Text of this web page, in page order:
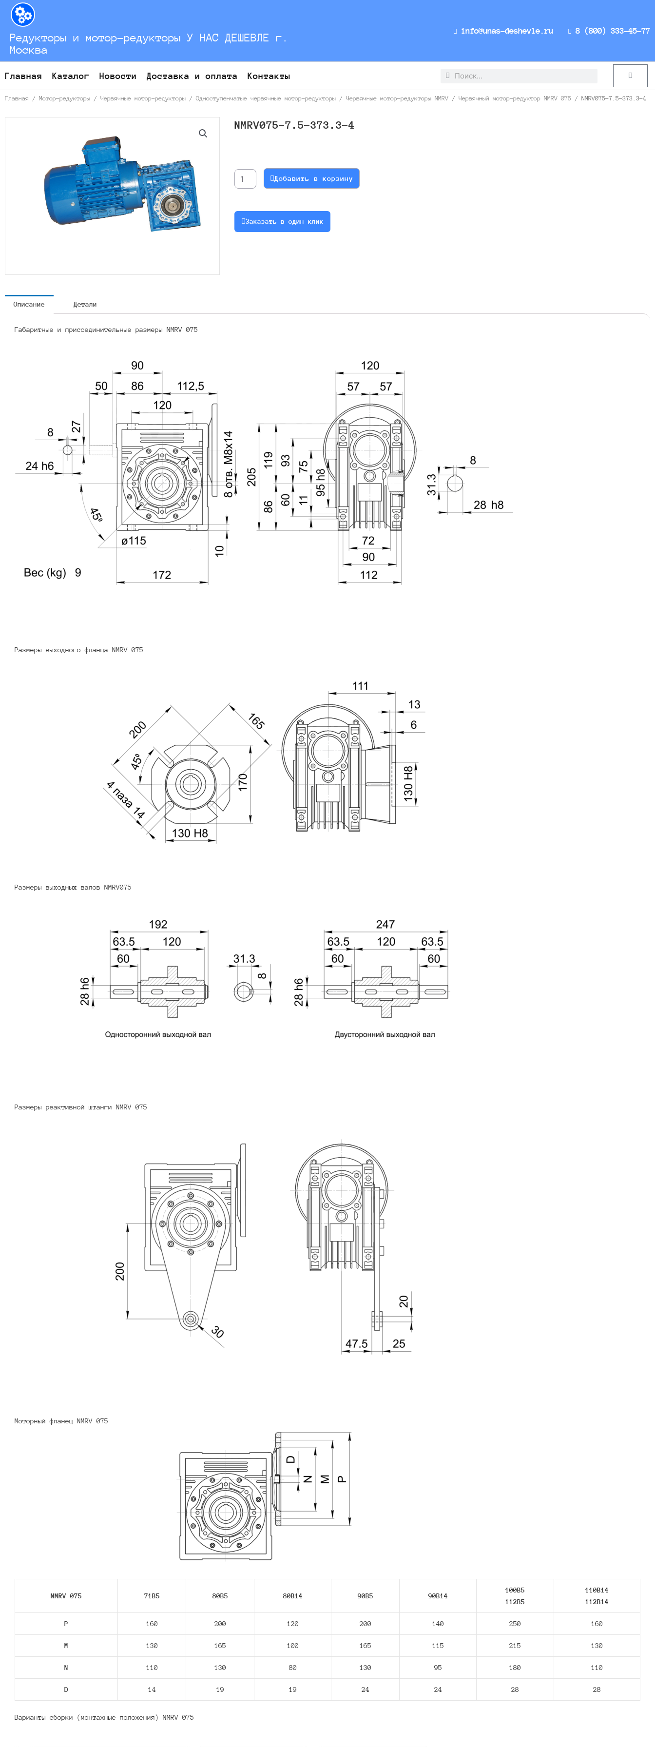
Перейти
содержимому
Редукторы и мотор-редукторы У НАС ДЕШЕВЛЕ г.
Москва
info@unas-deshevle.ru 8 (800) 333-45-77
Главная Каталог Новости Доставка и оплата Контакты Search
Search Cart
Главная / Мотор-редукторы / Червячные мотор-редукторы / Одноступенчатые червячные мотор-редукторы / Червячные мотор-редукторы NMRV / Червячный мотор-редуктор NMRV 075 / NMRV075-7.5-373.3-4
NMRV075-7.5-373.3-4
NMRV075-
7.5-
4
Добавить в корзину
Заказать в один клик
Описание Детали
Габаритные и присоединительные размеры NMRV 075
Размеры выходного фланца NMRV 075
Размеры выходных валов NMRV075
Размеры реактивной штанги NMRV 075
Моторный фланец NMRV 075
NMRV 075 71В5 80В5 80В14 90В5 90В14
100B5
112В5
110B14
112В14
P 160 200 120 200 140 250 160
M 130 165 100 165 115 215 130
N 110 130 80 130 95 180 110
D 14 19 19 24 24 28 28
Варианты сборки (монтажные положения) NMRV 075